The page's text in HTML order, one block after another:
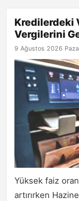
Kredilerdeki
Vergilerini
9 Ağustos 2026
Yüksek faiz
artırırken